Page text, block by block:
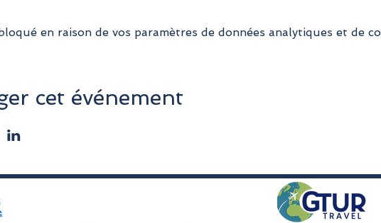
en raison de vos paramètres de données analytiques et de
cet événement